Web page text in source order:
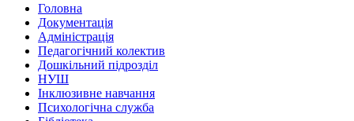
Головна
Документація
Адміністрація
Педагогічний колектив
Дошкільний підрозділ
НУШ
Інклюзивне навчання
Психологічна служба